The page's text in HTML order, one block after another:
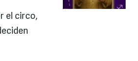
el circo,